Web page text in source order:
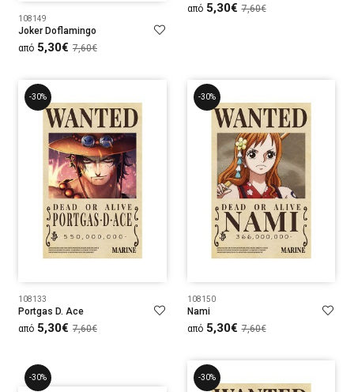
108149
Joker Doflamingo
από 5,30€ 7,60€
από 5,30€ 7,60€
-30%
108133
Portgas D. Ace
από 5,30€ 7,60€
-30%
108150
Nami
από 5,30€ 7,60€
-30% -30%